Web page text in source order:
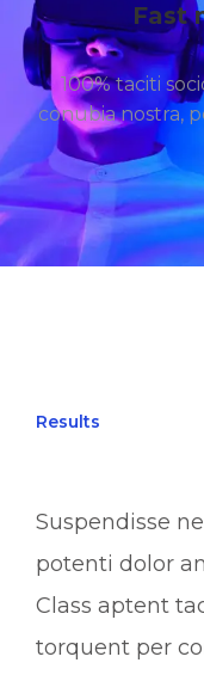
Fast
100% taciti
conubia nostra,
Results
Suspendisse
potenti dolor
Class aptent
torquent per